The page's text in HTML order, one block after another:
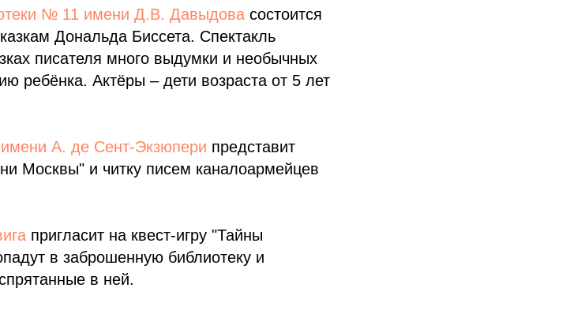
№ 11 имени Д.В. Давыдова состоится
Дональда Биссета. Спектакль
писателя много выдумки и необычных
ребёнка. Актёры – дети возраста от 5 лет
А. де Сент-Экзюпери представит
Москвы" и читку писем каналоармейцев
пригласит на квест-игру "Тайны
в заброшенную библиотеку и
в ней.